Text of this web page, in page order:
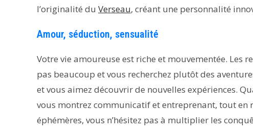
l’originalité du Verseau, créant une personnalité
Amour, séduction, sensualité
Votre vie amoureuse est riche et mouvementée. Les
pas beaucoup et vous recherchez plutôt des
et vous aimez découvrir de nouvelles expériences.
vous montrez communicatif et entreprenant, tout en
éphémères, vous n’hésitez pas à multiplier les